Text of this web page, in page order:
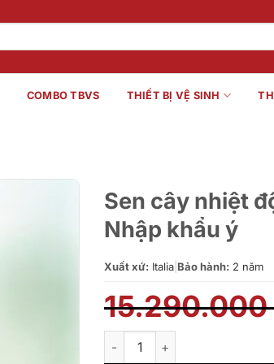
COMBO TBVS THIẾT BỊ VỆ SINH
Sen cây nhiệt
Nhập khẩu ý
Xuất xứ: Italia Bảo hành: 2 năm
15.290.000
Sen cây nhiệt độ PAFFONI